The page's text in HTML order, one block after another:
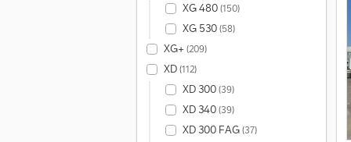
XG 480(150)
XG 530(58)
XG+(209)
XD(112)
XD 300(39)
XD 340(39)
XD 300 FAG(37)